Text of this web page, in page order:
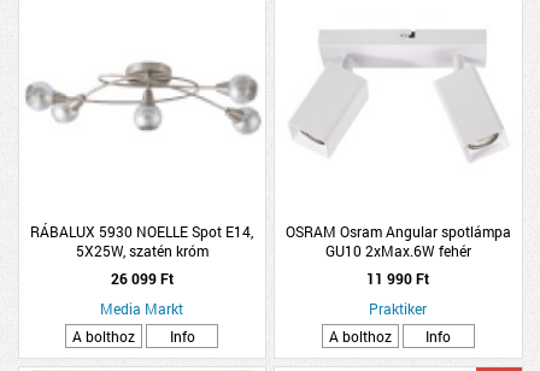
RÁBALUX 5930 NOELLE Spot E14,
5X25W, szatén króm
26 099 Ft
Media Markt
A bolthoz
Info
OSRAM Osram Angular spotlámpa
GU10 2xMax.6W fehér
11 990 Ft
Praktiker
A bolthoz
Info